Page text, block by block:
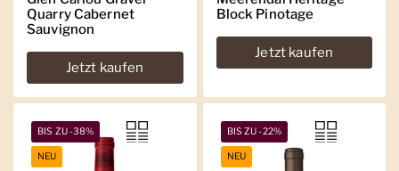
Quarry Cabernet
Sauvignon
Jetzt kaufen
Block Pinotage
Jetzt kaufen
BIS ZU -38%
NEU
BIS ZU -22%
NEU